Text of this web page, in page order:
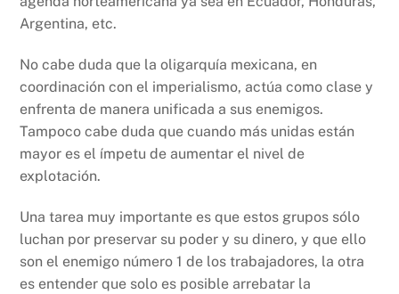
Argentina, etc.
No cabe duda que la oligarquía mexicana, en
coordinación con el imperialismo, actúa como clase y
enfrenta de manera unificada a sus enemigos.
Tampoco cabe duda que cuando más unidas están
mayor es el ímpetu de aumentar el nivel de
explotación.
Una tarea muy importante es que estos grupos sólo
luchan por preservar su poder y su dinero, y que ello
son el enemigo número 1 de los trabajadores, la otra
es entender que solo es posible arrebatar la